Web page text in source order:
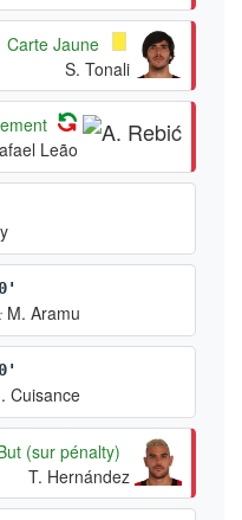
Carte Jaune
S. Tonali
Leão
M. Aramu
Cuisance
(sur pénalty)
T. Hernández